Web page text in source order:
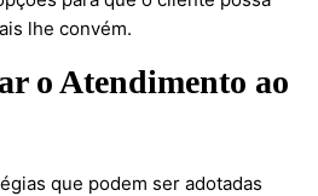
lhe convém.
o Atendimento ao
que podem ser adotadas